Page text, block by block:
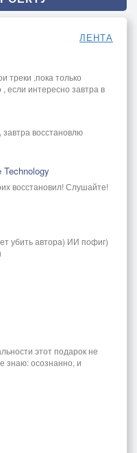
ЛЕНТА
треки ,пока только
если интересно завтра в
восстановлю
Technology
восстановил! Слушайте!
убить автора) ИИ пофиг)
этот подарок не
знаю: осознанно, и